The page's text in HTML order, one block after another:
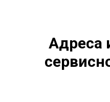
Адреса